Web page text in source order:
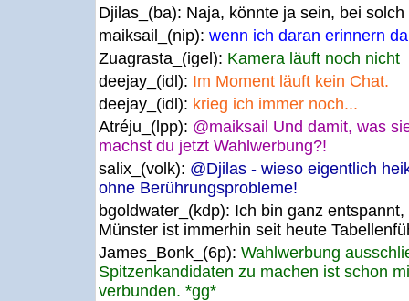
Djilas_(ba): Naja, könnte ja sein, bei
maiksail_(nip): wenn ich daran erinnern
Zuagrasta_(igel): Kamera läuft noch nicht
deejay_(idl): Im Moment läuft kein Chat.
deejay_(idl): krieg ich immer noch...
Atréju_(lpp): @maiksail Und damit, was
machst du jetzt Wahlwerbung?!
salix_(volk): @Djilas - wieso eigentlich
ohne Berührungsprobleme!
bgoldwater_(kdp): Ich bin ganz
Münster ist immerhin seit heute
James_Bonk_(6p): Wahlwerbung
Spitzenkandidaten zu machen ist schon
verbunden. *gg*